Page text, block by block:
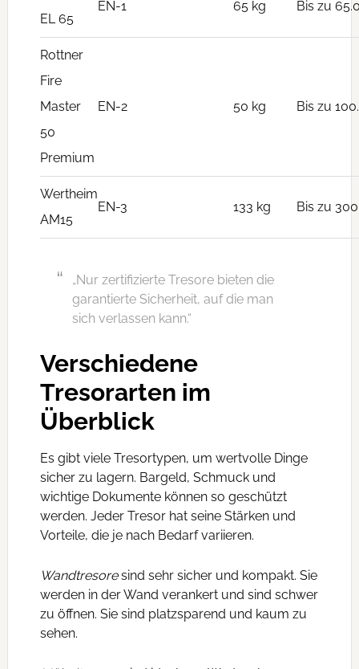
EL 65
EN-1 65 kg Bis zu
Rottner
Fire
Master
50
Premium
EN-2 50 kg Bis zu
Wertheim
AM15
EN-3 133 kg Bis zu
„Nur zertifizierte Tresore bieten die
garantierte Sicherheit, auf die man
sich verlassen kann.“
Verschiedene
Tresorarten im
Überblick
Es gibt viele Tresortypen, um wertvolle Dinge
sicher zu lagern. Bargeld, Schmuck und
wichtige Dokumente können so geschützt
werden. Jeder Tresor hat seine Stärken und
Vorteile, die je nach Bedarf variieren.
Wandtresoresind sehr sicher und kompakt. Sie
werden in der Wand verankert und sind schwer
zu öffnen. Sie sind platzsparend und kaum zu
sehen.